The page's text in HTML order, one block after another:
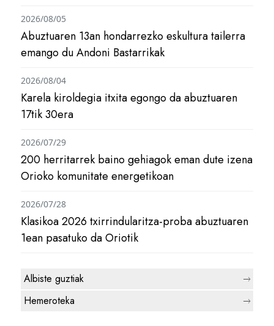
Abuztuaren 13an hondarrezko eskultura tailerra
emango du Andoni Bastarrikak
2026/08/05
Karela kiroldegia itxita egongo da abuztuaren
17tik 30era
2026/08/04
200 herritarrek baino gehiagok eman dute izena
Orioko komunitate energetikoan
2026/07/29
Klasikoa 2026 txirrindularitza-proba abuztuaren
1ean pasatuko da Oriotik
2026/07/28
Albiste guztiak
Hemeroteka